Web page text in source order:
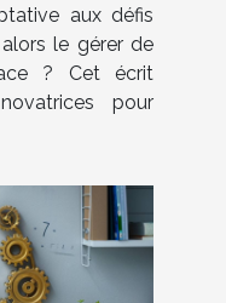
aux défis
le gérer de
? Cet écrit
pour